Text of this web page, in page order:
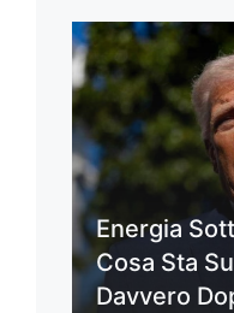
Energia
Cosa Sta
Davvero